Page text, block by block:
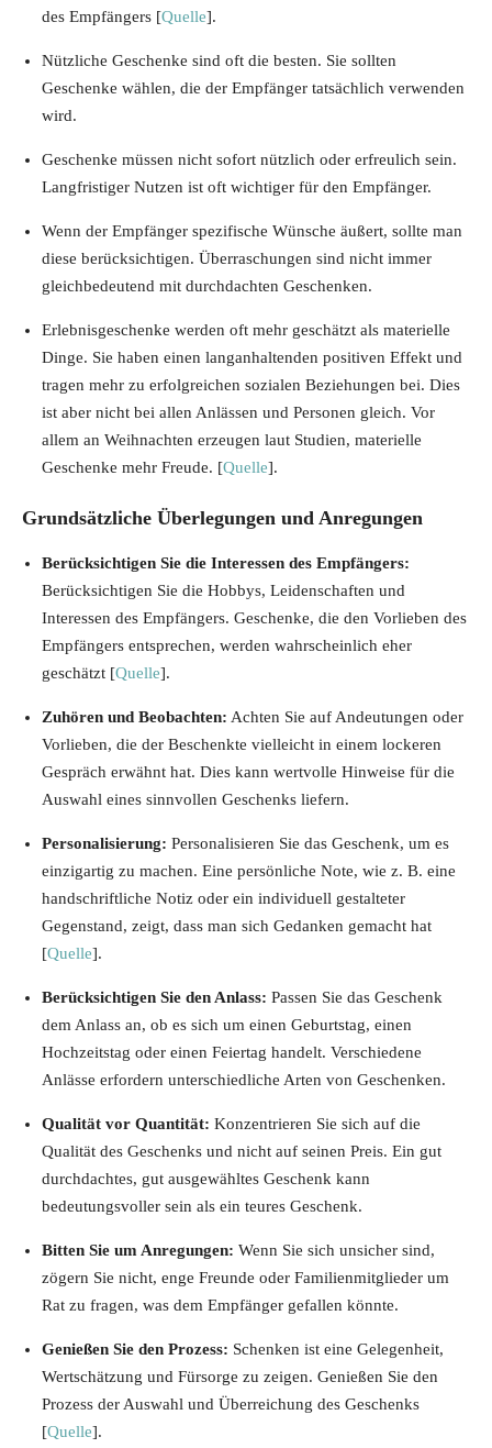
des Empfängers [Quelle].
Nützliche Geschenke sind oft die besten. Sie sollten
Geschenke wählen, die der Empfänger tatsächlich verwenden
wird.
Geschenke müssen nicht sofort nützlich oder erfreulich sein.
Langfristiger Nutzen ist oft wichtiger für den Empfänger.
Wenn der Empfänger spezifische Wünsche äußert, sollte man
diese berücksichtigen. Überraschungen sind nicht immer
gleichbedeutend mit durchdachten Geschenken.
Erlebnisgeschenke werden oft mehr geschätzt als materielle
Dinge. Sie haben einen langanhaltenden positiven Effekt und
tragen mehr zu erfolgreichen sozialen Beziehungen bei. Dies
ist aber nicht bei allen Anlässen und Personen gleich. Vor
allem an Weihnachten erzeugen laut Studien, materielle
Geschenke mehr Freude. [Quelle].
Grundsätzliche Überlegungen und Anregungen
Berücksichtigen Sie die Interessen des Empfängers:
Berücksichtigen Sie die Hobbys, Leidenschaften und
Interessen des Empfängers. Geschenke, die den Vorlieben des
Empfängers entsprechen, werden wahrscheinlich eher
geschätzt [Quelle].
Zuhören und Beobachten: Achten Sie auf Andeutungen oder
Vorlieben, die der Beschenkte vielleicht in einem lockeren
Gespräch erwähnt hat. Dies kann wertvolle Hinweise für die
Auswahl eines sinnvollen Geschenks liefern.
Personalisierung: Personalisieren Sie das Geschenk, um es
einzigartig zu machen. Eine persönliche Note, wie z. B. eine
handschriftliche Notiz oder ein individuell gestalteter
Gegenstand, zeigt, dass man sich Gedanken gemacht hat
[Quelle].
Berücksichtigen Sie den Anlass: Passen Sie das Geschenk
dem Anlass an, ob es sich um einen Geburtstag, einen
Hochzeitstag oder einen Feiertag handelt. Verschiedene
Anlässe erfordern unterschiedliche Arten von Geschenken.
Qualität vor Quantität: Konzentrieren Sie sich auf die
Qualität des Geschenks und nicht auf seinen Preis. Ein gut
durchdachtes, gut ausgewähltes Geschenk kann
bedeutungsvoller sein als ein teures Geschenk.
Bitten Sie um Anregungen: Wenn Sie sich unsicher sind,
zögern Sie nicht, enge Freunde oder Familienmitglieder um
Rat zu fragen, was dem Empfänger gefallen könnte.
Genießen Sie den Prozess: Schenken ist eine Gelegenheit,
Wertschätzung und Fürsorge zu zeigen. Genießen Sie den
Prozess der Auswahl und Überreichung des Geschenks
[Quelle].